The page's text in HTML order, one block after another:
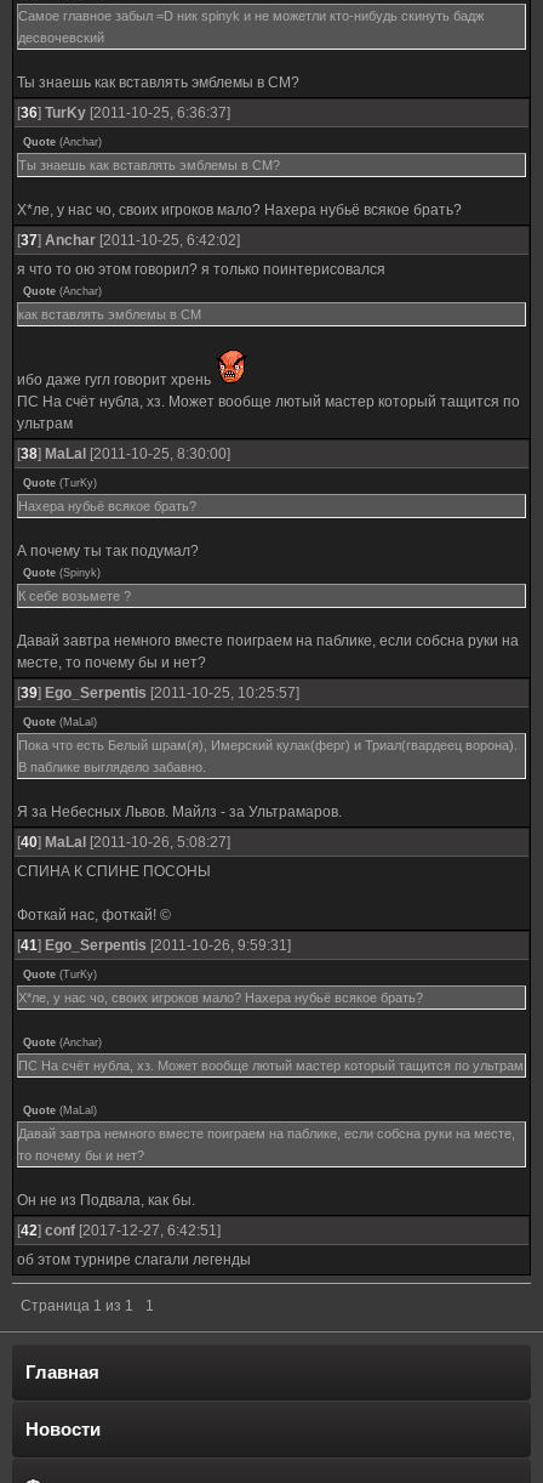
Самое главное забыл =D ник spinyk и не можетли кто-нибудь скинуть бадж
десвочевский
Ты знаешь как вставлять эмблемы в СМ?
[36] TurKy [2011-10-25, 6:36:37]
Quote (Anchar)
Ты знаешь как вставлять эмблемы в СМ?
Х*ле, у нас чо, своих игроков мало? Нахера нубьё всякое брать?
[37] Anchar [2011-10-25, 6:42:02]
я что то ою этом говорил? я только поинтерисовался
Quote (Anchar)
как вставлять эмблемы в СМ
ибо даже гугл говорит хрень
ПС На счёт нубла, хз. Может вообще лютый мастер который тащится по
ультрам
[38] MaLal [2011-10-25, 8:30:00]
Quote (TurKy)
Нахера нубьё всякое брать?
А почему ты так подумал?
Quote (Spinyk)
К себе возьмете ?
Давай завтра немного вместе поиграем на паблике, если собсна руки на
месте, то почему бы и нет?
[39] Ego_Serpentis [2011-10-25, 10:25:57]
Quote (MaLal )
Пока что есть Белый шрам(я), Имерский кулак(ферг) и Триал(гвардеец ворона).
В паблике выглядело забавно.
Я за Небесных Львов. Майлз - за Ультрамаров.
[40] MaLal [2011-10-26, 5:08:27]
СПИНА К СПИНЕ ПОСОНЫ
Фоткай нас, фоткай! ©
[41] Ego_Serpentis [2011-10-26, 9:59:31]
Quote (TurKy)
Х*ле, у нас чо, своих игроков мало? Нахера нубьё всякое брать?
Quote (Anchar)
ПС На счёт нубла, хз. Может вообще лютый мастер который тащится по ультрам
Quote (MaLal )
Давай завтра немного вместе поиграем на паблике, если собсна руки на месте,
то почему бы и нет?
Он не из Подвала, как бы.
[42] conf [2017-12-27, 6:42:51]
об этом турнире слагали легенды
Страница 1 из 1 1
Главная
Новости